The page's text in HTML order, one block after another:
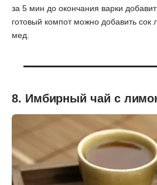
за 5 мин до окончания варки
готовый компот можно добавить сок
мед.
8. Имбирный чай с